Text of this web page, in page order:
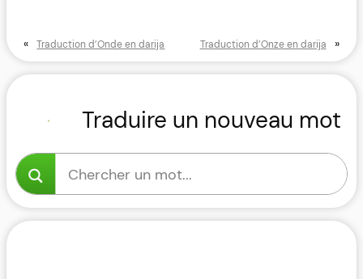
« Traduction d’Onde en darija Traduction d’Onze en darija »
Traduire un nouveau mot